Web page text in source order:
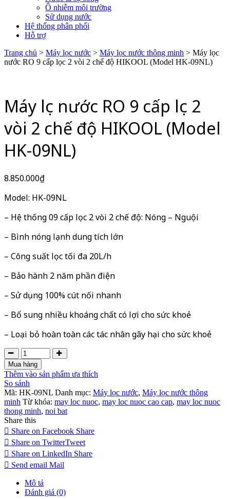
Ô nhiễm môi trường
Sử dụng nước
Hệ thống phân phối
Hỗ trợ
Trang chủ > Máy lọc nước > Máy lọc nước thông minh > Máy lọc
nước RO 9 cấp lọc 2 vòi 2 chế độ HIKOOL (Model HK-09NL)
Máy lọc nước RO 9 cấp lọc 2
vòi 2 chế độ HIKOOL (Model
HK-09NL)
8.850.000₫
Model: HK-09NL
– Hệ thống 09 cấp lọc 2 vòi 2 chế độ: Nóng – Nguội
– Bình nóng lạnh dung tích lớn
– Công suất lọc tối đa 20L/h
– Bảo hành 2 năm phần điện
– Sử dụng 100% cút nối nhanh
– Bổ sung nhiều khoáng chất có lợi cho sức khoẻ
– Loại bỏ hoàn toàn các tác nhân gây hại cho sức khoẻ
Mua hàng
Thêm vào sản phẩm ưa thích
So sánh
Mã: HK-09NL Danh mục: Máy lọc nước, Máy lọc nước thông
minh Từ khóa: may loc nuoc, may loc nuoc cao cap, may loc nuoc
thong minh, noi bat
Share this
Share on Facebook Share
Share on TwitterTweet
Share on LinkedIn Share
Send email Mail
Mô tả
Đánh giá (0)